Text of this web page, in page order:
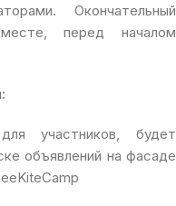
Окончательный
перед началом
участников, будет
объявлений на фасаде